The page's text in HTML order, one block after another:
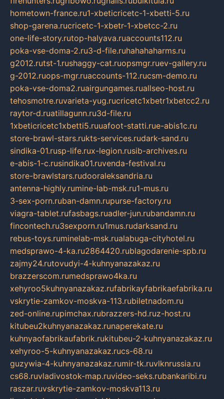
hometown-france.ru1-xbeticricetc-1-xbetti-5.ru
shop-garena.rucricetc-1-xbetr-1-xbetcc-2.ru
one-life-story.rutop-halyava.ruaccounts112.ru
poka-vse-doma-2.ru3-d-file.ruhahahaharms.ru
g2012.rutst-1.rushaggy-cat.ruopsmgr.ruev-gallery.ru
g-2012.ruops-mgr.ruaccounts-112.rucsm-demo.ru
poka-vse-doma2.ruairgungames.ruallseo-host.ru
tehosmotre.ruvarieta-yug.rucricetc1xbetr1xbetcc2.ru
raytor-d.ruatillagunn.ru3d-file.ru
1xbeticricetc1xbetti5.ruuafoot-statti.rue-abis1c.ru
store-brawl-stars.rukts-services.rudark-sand.ru
sindika-01.rusp-life.rux-legion.rusib-archives.ru
e-abis-1-c.rusindika01.ruvenda-festival.ru
store-brawlstars.rudooraleksandria.ru
antenna-highly.rumine-lab-msk.ru1-mus.ru
3-sex-porn.ruban-damn.rupurse-factory.ru
viagra-tablet.rufasbags.ruadler-jun.rubandamn.ru
fincontech.ru3sexporn.ru1mus.rudarksand.ru
rebus-toys.ruminelab-msk.rualabuga-cityhotel.ru
medsprawo-4-ka.ru2864420.rublagodarenie-spb.ru
zajmy24.rutovudyi-4-kuhnyanazakaz.ru
brazzerscom.rumedsprawo4ka.ru
xehyroo5kuhnyanazakaz.rufabrikayfabrikaefabrika.ru
vskrytie-zamkov-moskva-113.rubiletnadom.ru
zed-online.rupimchax.rubrazzers-hd.ruz-host.ru
kitubeu2kuhnyanazakaz.runaperekate.ru
kuhnyaofabrikaufabrik.rukitubeu-2-kuhnyanazakaz.ru
xehyroo-5-kuhnyanazakaz.rucs-68.ru
guzywia-4-kuhnyanazakaz.rumir-tk.ruvlknrussia.ru
cs68.ruvladivostok-map.ruvideo-seks.rubankaribi.ru
raszar.ruvskrytie-zamkov-moskva113.ru